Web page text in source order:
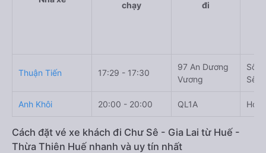
chạy đi
Thuận Tiến 17:29 - 17:30
97 An Dương
Vương
Số
Sê,
Anh Khôi 20:00 - 20:00 QL1A Hoà
Cách đặt vé xe khách đi Chư Sê - Gia Lai từ Huế -
Thừa Thiên Huế nhanh và uy tín nhất